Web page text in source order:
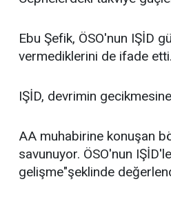
Ebu Şefik, ÖSO'nun IŞİD
vermediklerini de ifade etti.
IŞİD, devrimin
AA muhabirine konuşan
savunuyor. ÖSO'nun
gelişme"şeklinde